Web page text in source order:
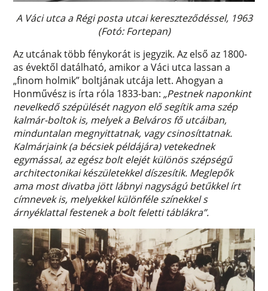
A Váci utca a Régi posta utcai kereszteződéssel, 1963
(Fotó: Fortepan)
Az utcának több fénykorát is jegyzik. Az első az 1800-
as évektől datálható, amikor a Váci utca lassan a
„finom holmik” boltjának utcája lett. Ahogyan a
Honművész is írta róla 1833-ban:„Pestnek naponkint
nevelkedő szépülését nagyon elő segítik ama szép
kalmár-boltok is, melyek a Belváros fő utcáiban,
minduntalan megnyittatnak, vagy csinosíttatnak.
Kalmárjaink (a bécsiek példájára) vetekednek
egymással, az egész bolt elejét különös szépségű
architectonikai készületekkel díszesítik. Meglepők
ama most divatba jött lábnyi nagyságú betűkkel írt
címnevek is, melyekkel különféle színekkel s
árnyéklattal festenek a bolt feletti táblákra”.